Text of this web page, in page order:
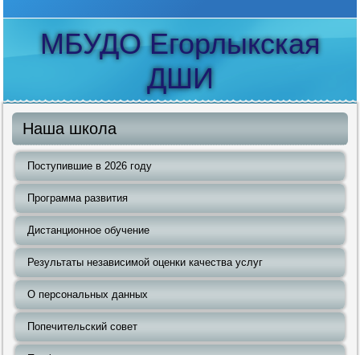
МБУДО Егорлыкская
ДШИ
Наша школа
Поступившие в 2026 году
Программа развития
Дистанционное обучение
Результаты независимой оценки качества услуг
О персональных данных
Попечительский совет